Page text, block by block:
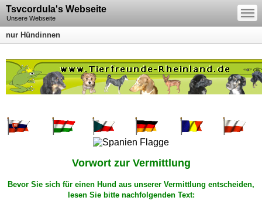
Tsvcordula's Webseite
Unsere Webseite
—
—
—
nur Hündinnen
Vorwort zur Vermittlung
Bevor Sie sich für einen Hund aus unserer Vermittlung entscheiden,
lesen Sie bitte nachfolgenden Text: